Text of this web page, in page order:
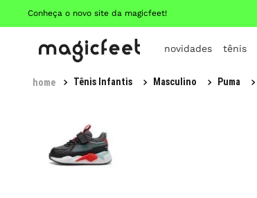
Conheça o novo site da magicfeet!
novidades tênis
Tênis Infantis Masculino Puma